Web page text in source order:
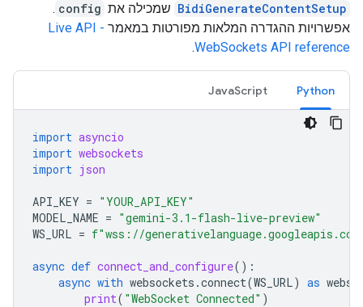
BidiGenerateContentSetup שמכילה את config
.
אפשרויות ההגדרה המלאות מפורטות במאמר Live API -
WebSockets API reference
.
Python
JavaScript
import asyncio
import websockets
import json
API_KEY = "YOUR_API_KEY"
MODEL_NAME = "gemini-3.1-flash-live-preview"
WS_URL = f"wss://
async def connect_and_configure():
async with websockets .connect(WS_URL) as
print( "WebSocket Connected" )